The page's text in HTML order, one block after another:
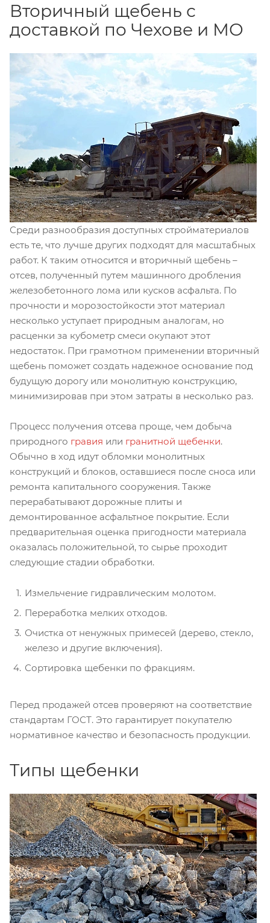
Вторичный щебень с
доставкой по Чехове и МО
Среди разнообразия доступных стройматериалов
есть те, что лучше других подходят для масштабных
работ. К таким относится и вторичный щебень –
отсев, полученный путем машинного дробления
железобетонного лома или кусков асфальта. По
прочности и морозостойкости этот материал
несколько уступает природным аналогам, но
расценки за кубометр смеси окупают этот
недостаток. При грамотном применении вторичный
щебень поможет создать надежное основание под
будущую дорогу или монолитную конструкцию,
минимизировав при этом затраты в несколько раз.
Процесс получения отсева проще, чем добыча
природного гравия или гранитной щебенки.
Обычно в ход идут обломки монолитных
конструкций и блоков, оставшиеся после сноса или
ремонта капитального сооружения. Также
перерабатывают дорожные плиты и
демонтированное асфальтное покрытие. Если
предварительная оценка пригодности материала
оказалась положительной, то сырье проходит
следующие стадии обработки.
Измельчение гидравлическим молотом.
Переработка мелких отходов.
Очистка от ненужных примесей (дерево, стекло,
железо и другие включения).
Сортировка щебенки по фракциям.
Перед продажей отсев проверяют на соответствие
стандартам ГОСТ. Это гарантирует покупателю
нормативное качество и безопасность продукции.
Типы щебенки